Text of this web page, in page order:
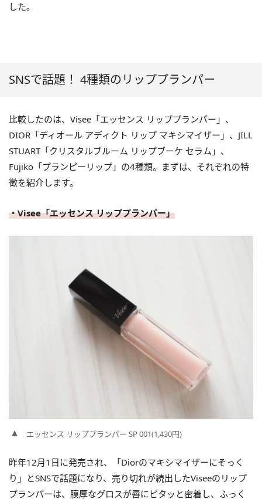
した。
SNSで話題！ 4種類のリッププランパー
比較したのは、Visee「エッセンス リッププランパー」、
DIOR「ディオール アディクト リップ マキシマイザー」、JILL
STUART「クリスタルブルーム リップブーケ セラム」、
Fujiko「プランピーリップ」の4種類。まずは、それぞれの特
徴を紹介します。
・Visee「エッセンス リッププランパー」
エッセンス リッププランパー SP 001(1,430円)
昨年12月1日に発売され、「Diorのマキシマイザーにそっく
り」とSNSで話題になり、売り切れが続出したViseeのリップ
プランパーは、膜厚なグロスが唇にピタッと密着し、ふっく